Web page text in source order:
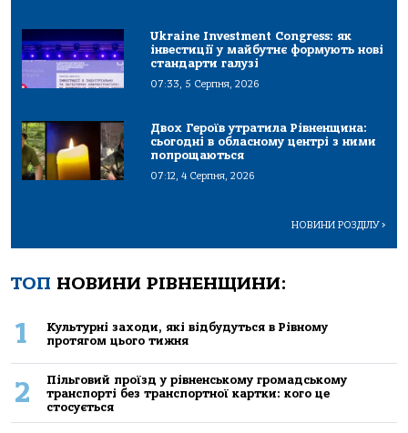
Ukraine Investment Congress: як
інвестиції у майбутнє формують нові
стандарти галузі
07:33, 5 Серпня, 2026
Двох Героїв утратила Рівненщина:
сьогодні в обласному центрі з ними
попрощаються
07:12, 4 Серпня, 2026
НОВИНИ РОЗДІЛУ>
ТОП НОВИНИ РІВНЕНЩИНИ:
1
Культурні заходи, які відбудуться в Рівному
протягом цього тижня
2
Пільговий проїзд у рівненському громадському
транспорті без транспортної картки: кого це
стосується